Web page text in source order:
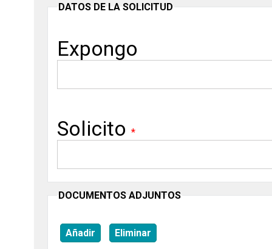
DATOS DE LA SOLICITUD
Expongo
Solicito
DOCUMENTOS ADJUNTOS
Añadir Eliminar